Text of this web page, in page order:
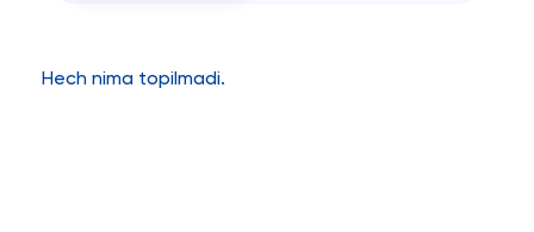
Hech nima topilmadi.